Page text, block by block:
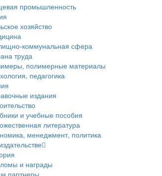
промышленность
хозяйство
коммунальная сфера
труда
полимерные материалы
педагогика
издания
и учебные пособия
литература
менеджмент, политика
и награды
партнеры